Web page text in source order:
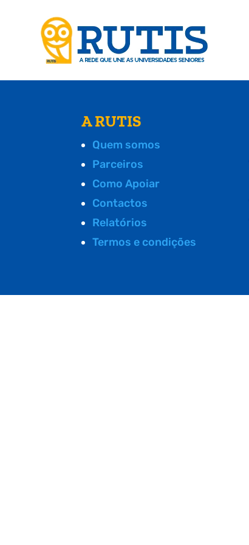
A RUTIS
Quem somos
Parceiros
Como Apoiar
Contactos
Relatórios
Termos e condições